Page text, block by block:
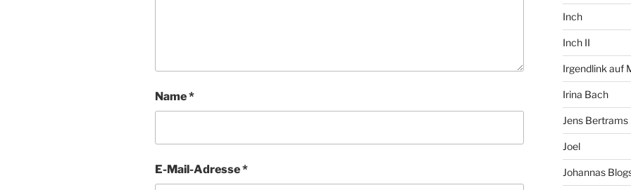
Name*
E-Mail-Adresse*
Inch
Inch II
Irgendlink auf
Irina Bach
Jens Bertrams
Joel
Johannas